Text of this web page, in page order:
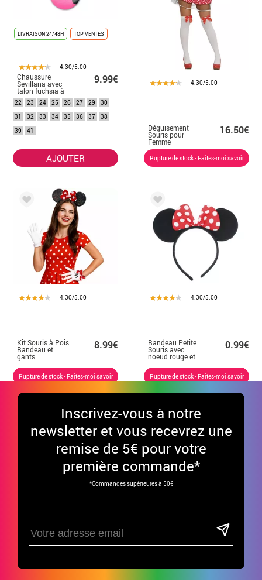
LIVRAISON 24/48H TOP VENTES
4.30/5.00
Chaussure
Sevillana avec
talon fuchsia à
pois noirs en
numéros de 22 à
41
9.99€
22 23 24 25 26 27 29
30
31
32 33 34 35 36 37
38
39
41
AJOUTER
4.30/5.00
Déguisement
Souris pour
Femme
16.50€
Rupture de stock - Faites-moi savoir
4.30/5.00
Kit Souris à Pois :
Bandeau et
gants
8.99€
Rupture de stock - Faites-moi savoir
4.30/5.00
Bandeau Petite
Souris avec
noeud rouge et
pois blancs
0.99€
Rupture de stock - Faites-moi savoir
Inscrivez-vous à notre
newsletter et vous recevrez une
remise de 5€ pour votre
première commande*
*Commandes supérieures à 50€